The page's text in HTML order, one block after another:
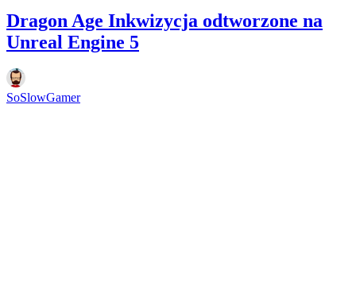
Dragon Age Inkwizycja odtworzone na
Unreal Engine 5
SoSlowGamer